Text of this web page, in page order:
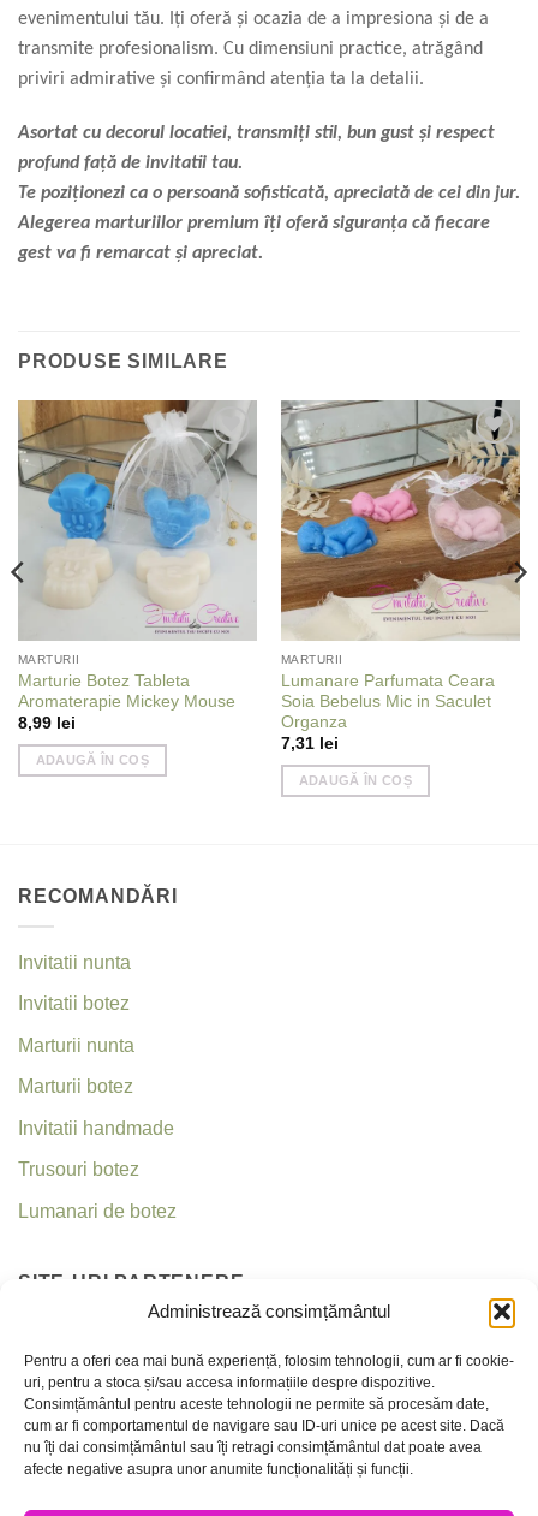
Administrează consimțământul
Pentru a oferi cea mai bună experiență, folosim tehnologii, cum ar fi cookie-
uri, pentru a stoca și/sau accesa informațiile despre dispozitive.
Consimțământul pentru aceste tehnologii ne permite să procesăm date,
cum ar fi comportamentul de navigare sau ID-uri unice pe acest site. Dacă
nu îți dai consimțământul sau îți retragi consimțământul dat poate avea
afecte negative asupra unor anumite funcționalități și funcții.
evenimentului tău. Iți oferă și ocazia de a impresiona și de a
transmite profesionalism. Cu dimensiuni practice, atrăgând
priviri admirative și confirmând atenția ta la detalii.
Asortat cu decorul locatiei, transmiți stil, bun gust și respect
profund față de invitatii tau.
Te poziționezi ca o persoană sofisticată, apreciată de cei din jur.
Alegerea marturiilor premium îți oferă siguranța că fiecare
gest va fi remarcat și apreciat.
PRODUSE SIMILARE
Add to
wishlist
MARTURII
Marturie Botez Tableta
Aromaterapie Mickey Mouse
8,99 lei
ADAUGĂ ÎN COȘ
Add to
wishlist
MARTURII
Lumanare Parfumata Ceara
Soia Bebelus Mic in Saculet
Organza
7,31 lei
ADAUGĂ ÎN COȘ
RECOMANDĂRI
Invitatii nunta
Invitatii botez
Marturii nunta
Marturii botez
Invitatii handmade
Trusouri botez
Lumanari de botez
SITE-URI PARTENERE
Criseea
CONTACT